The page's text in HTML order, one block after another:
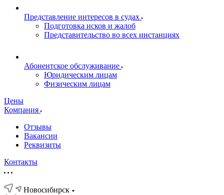
Представление интересов в судах
Подготовка исков и жалоб
Представительство во всех инстанциях
Абонентское обслуживание
Юридическим лицам
Физическим лицам
Цены
Компания
Отзывы
Вакансии
Реквизиты
Контакты
Новосибирск